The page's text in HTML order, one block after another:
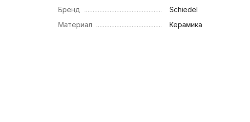
Бренд
Schiedel
Материал
Керамика